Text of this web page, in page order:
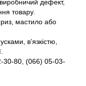
дефект,
товару.
мастило або
в’язкістю,
80, (066) 05-03-